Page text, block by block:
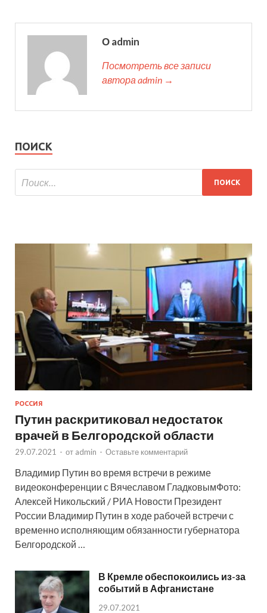
О admin
Посмотреть все записи
автора admin →
ПОИСК
РОССИЯ
Путин раскритиковал недостаток
врачей в Белгородской области
29.07.2021 - от admin - Оставьте комментарий
Владимир Путин во время встречи в режиме
видеоконференции с Вячеславом ГладковымФото:
Алексей Никольский / РИА Новости Президент
России Владимир Путин в ходе рабочей встречи с
временно исполняющим обязанности губернатора
Белгородской …
В Кремле обеспокоились из-за
событий в Афганистане
29.07.2021